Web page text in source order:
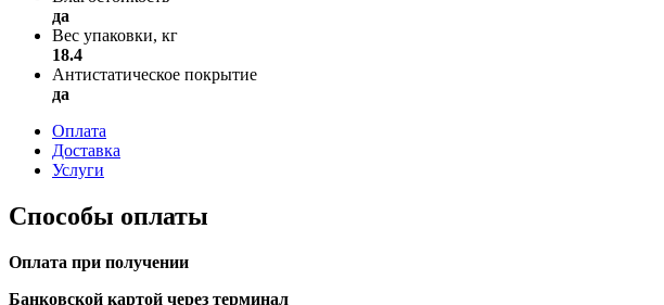
да
Вес упаковки, кг
18.4
Антистатическое покрытие
да
Оплата
Доставка
Услуги
Способы оплаты
Оплата при получении
Банковской картой через терминал